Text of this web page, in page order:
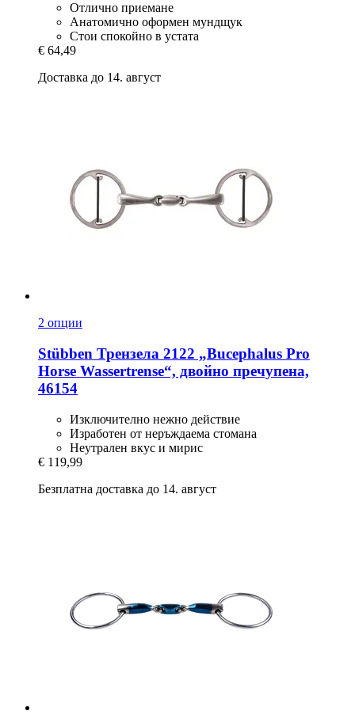
Отлично приемане
Анатомично оформен мундщук
Стои спокойно в устата
€ 64,49
Доставка до 14. август
2 опции
Stübben Трензела 2122 „Bucephalus Pro
Horse Wassertrense“, двойно пречупена,
46154
Изключително нежно действие
Изработен от неръждаема стомана
Неутрален вкус и мирис
€ 119,99
Безплатна доставка до 14. август